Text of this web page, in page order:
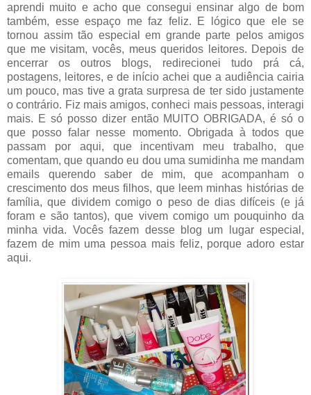
aprendi muito e acho que consegui ensinar algo de bom
também, esse espaço me faz feliz. E lógico que ele se
tornou assim tão especial em grande parte pelos amigos
que me visitam, vocês, meus queridos leitores. Depois de
encerrar os outros blogs, redirecionei tudo prá cá,
postagens, leitores, e de início achei que a audiência cairia
um pouco, mas tive a grata surpresa de ter sido justamente
o contrário. Fiz mais amigos, conheci mais pessoas, interagi
mais. E só posso dizer então MUITO OBRIGADA, é só o
que posso falar nesse momento. Obrigada à todos que
passam por aqui, que incentivam meu trabalho, que
comentam, que quando eu dou uma sumidinha me mandam
emails querendo saber de mim, que acompanham o
crescimento dos meus filhos, que leem minhas histórias de
família, que dividem comigo o peso de dias difíceis (e já
foram e são tantos), que vivem comigo um pouquinho da
minha vida. Vocês fazem desse blog um lugar especial,
fazem de mim uma pessoa mais feliz, porque adoro estar
aqui.